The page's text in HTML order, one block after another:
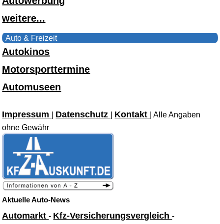
weitere...
Auto & Freizeit
Autokinos
Motorsporttermine
Automuseen
Impressum Datenschutz Kontakt
| Alle Angaben
ohne Gewähr
Aktuelle Auto-News
Automarkt- Kfz-Versicherungsvergleich-